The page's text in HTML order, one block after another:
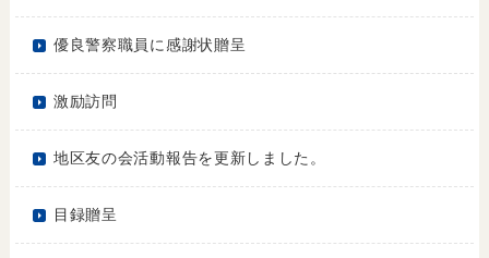
優良警察職員に感謝状贈呈
激励訪問
地区友の会活動報告を更新しました。
目録贈呈